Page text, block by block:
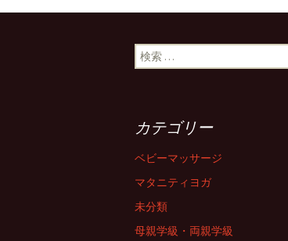
投稿ナビゲーシ
検索:
カテゴリー
ベビーマッサージ
マタニティヨガ
未分類
母親学級・両親学級